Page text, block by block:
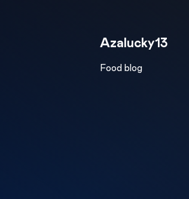
Azalucky13
Food blog